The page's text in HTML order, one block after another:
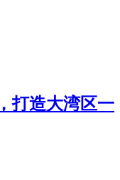
打造大湾区一